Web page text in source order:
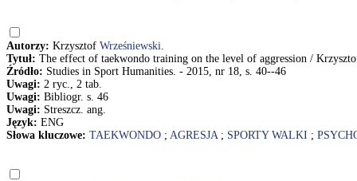
Autorzy: Krzysztof Wrześniewski.
Tytuł: The effect of taekwondo training on the level of aggression /
Źródło: Studies in Sport Humanities. - 2015, nr 18, s. 40--46
Uwagi: 2 ryc., 2 tab.
Uwagi: Bibliogr. s. 46
Uwagi: Streszcz. ang.
Język: ENG
Słowa kluczowe: TAEKWONDO ; AGRESJA; SPORTY WALKI ;